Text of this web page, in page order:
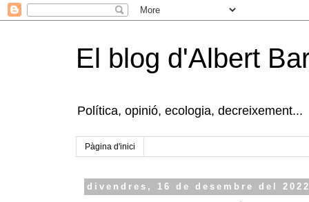
El blog d'Albert
Política, opinió, ecologia, decreixement...
Pàgina d'inici
divendres, 16 de desembre del